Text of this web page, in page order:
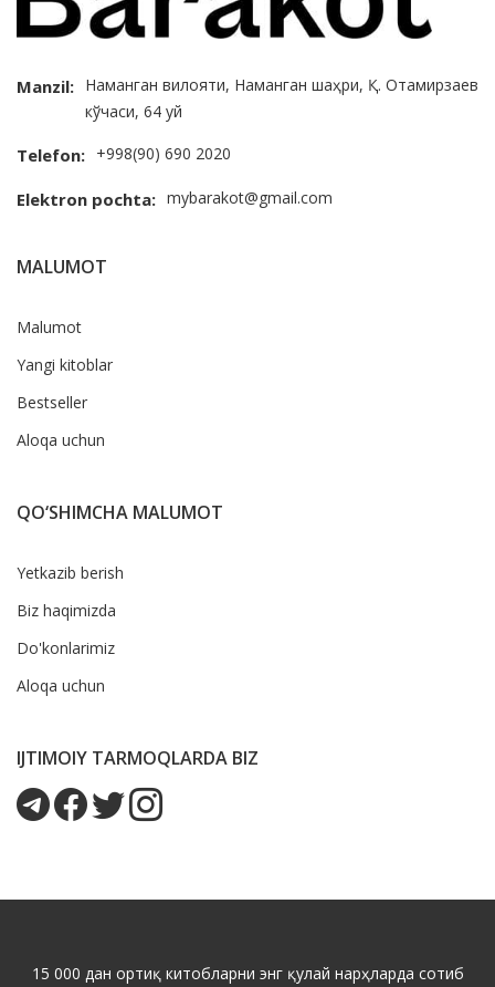
Manzil: Наманган вилояти, Наманган шаҳри, Қ. Отамирзаев
кўчаси, 64 уй
Telefon: +998(90) 690 2020
Elektron pochta: mybarakot@gmail.com
MALUMOT
Malumot
Yangi kitoblar
Bestseller
Aloqa uchun
QO‘SHIMCHA MALUMOT
Yetkazib berish
Biz haqimizda
Do'konlarimiz
Aloqa uchun
IJTIMOIY TARMOQLARDA BIZ
15 000 дан ортиқ китобларни энг қулай нарҳларда сотиб